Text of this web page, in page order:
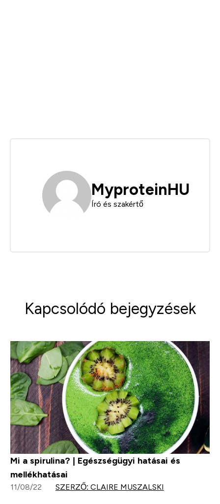
MyproteinHU
Író és szakértő
Kapcsolódó bejegyzések
Mi a spirulina? | Egészségügyi hatásai és
mellékhatásai
11/08/22 SZERZŐ: CLAIRE MUSZALSKI